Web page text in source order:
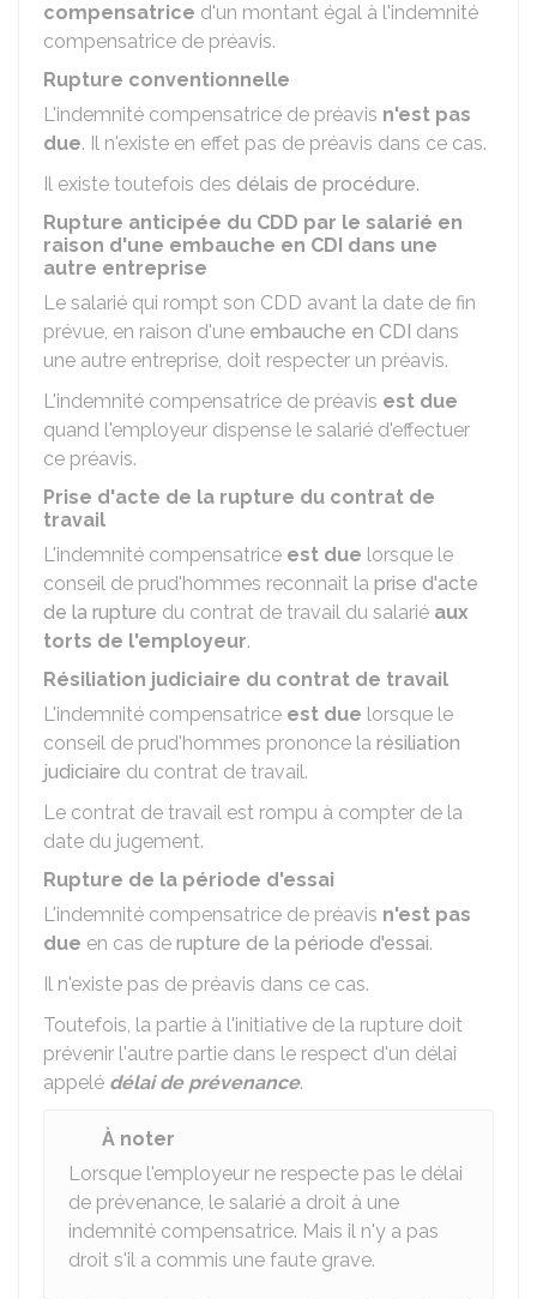
compensatrice d'un montant égal à l'indemnité
compensatrice de préavis.
Rupture conventionnelle
L'indemnité compensatrice de préavis n'est pas
due. Il n'existe en effet pas de préavis dans ce cas.
Il existe toutefois des délais de procédure.
Rupture anticipée du CDD par le salarié en
raison d'une embauche en CDI dans une
autre entreprise
Le salarié qui rompt son CDD avant la date de fin
prévue, en raison d'une embauche en CDI dans
une autre entreprise, doit respecter un préavis.
L'indemnité compensatrice de préavis est due
quand l'employeur dispense le salarié d'effectuer
ce préavis.
Prise d'acte de la rupture du contrat de
travail
L'indemnité compensatrice est due lorsque le
conseil de prud'hommes reconnait la prise d'acte
de la rupture du contrat de travail du salarié aux
torts de l'employeur.
Résiliation judiciaire du contrat de travail
L'indemnité compensatrice est due lorsque le
conseil de prud'hommes prononce la résiliation
judiciaire du contrat de travail.
Le contrat de travail est rompu à compter de la
date du jugement.
Rupture de la période d'essai
L'indemnité compensatrice de préavis n'est pas
due en cas de rupture de la période d'essai.
Il n'existe pas de préavis dans ce cas.
Toutefois, la partie à l'initiative de la rupture doit
prévenir l'autre partie dans le respect d'un délai
appelé délai de prévenance.
À noter
Lorsque l'employeur ne respecte pas le délai
de prévenance, le salarié a droit à une
indemnité compensatrice. Mais il n'y a pas
droit s'il a commis une faute grave.